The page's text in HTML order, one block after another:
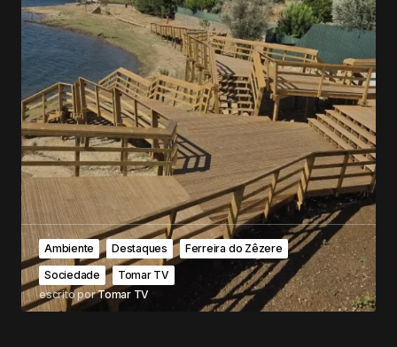
Ambiente Destaques
Ferreira do Zêzere
Sociedade
Tomar TV
escrito porTomar TV